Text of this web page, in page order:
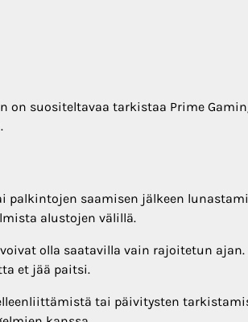
on suositeltavaa tarkistaa Prime
palkintojen saamisen jälkeen
alustojen välillä.
olla saatavilla vain rajoitetun ajan.
et jää paitsi.
tai päivitysten